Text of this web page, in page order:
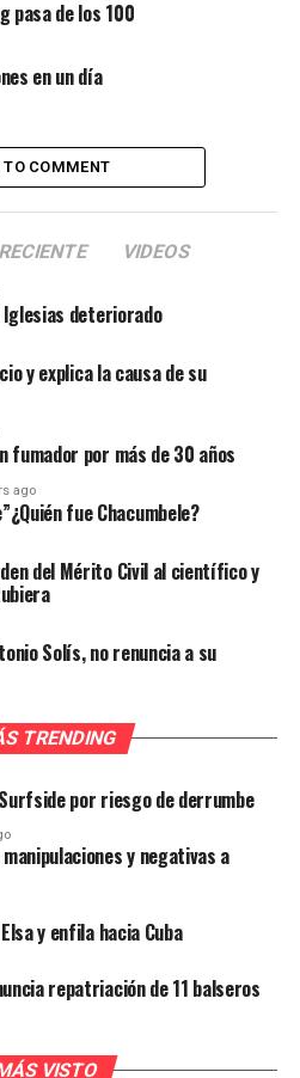
pasa de los 100
en un día
TO COMMENT
RECIENTE VIDEOS
Iglesias deteriorado
y explica la causa de su
fumador por más de 30 años
ago
fue Chacumbele?
del Mérito Civil al científico y
Solís, no renuncia a su
TRENDING
por riesgo de derrumbe
y negativas a
y enfila hacia Cuba
repatriación de 11 balseros
VISTO